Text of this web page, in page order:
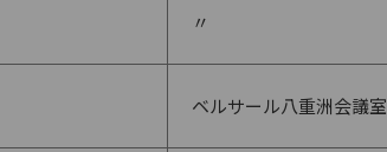
〃
ベルサール八重洲会議室